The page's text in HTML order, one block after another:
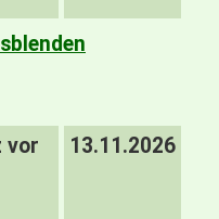
vor
13.11.2026